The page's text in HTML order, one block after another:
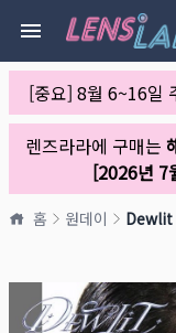
[중요] 8월 6~16일
렌즈라라에 구매는
[2026년 7
홈 원데이